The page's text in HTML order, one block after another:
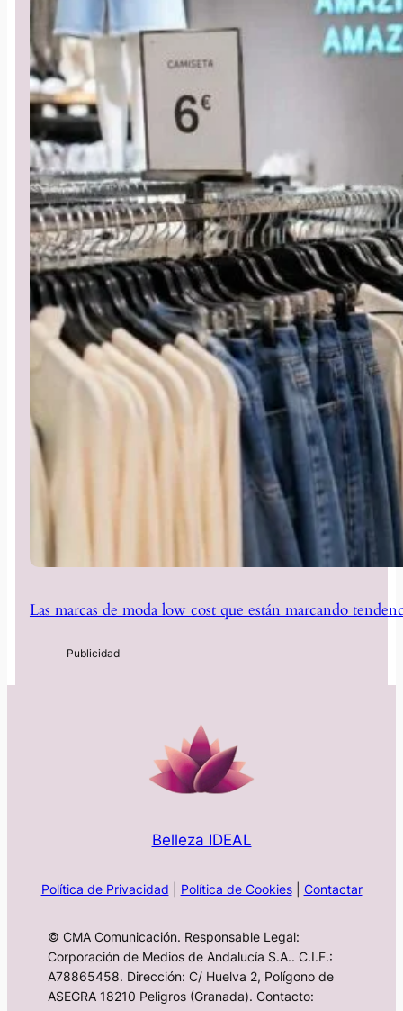
Las marcas de moda low cost que están marcando
Belleza IDEAL
Política de Privacidad Política de Cookies| Contactar
© CMA Comunicación. Responsable Legal:
Corporación de Medios de Andalucía S.A.. C.I.F.:
A78865458. Dirección: C/ Huelva 2, Polígono de
ASEGRA 18210 Peligros (Granada). Contacto: